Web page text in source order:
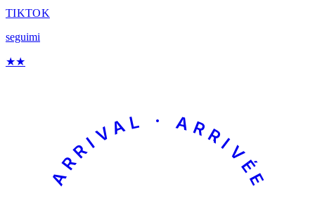
TIKTOK
seguimi
★★
ARRIVAL · ARRIVÉE